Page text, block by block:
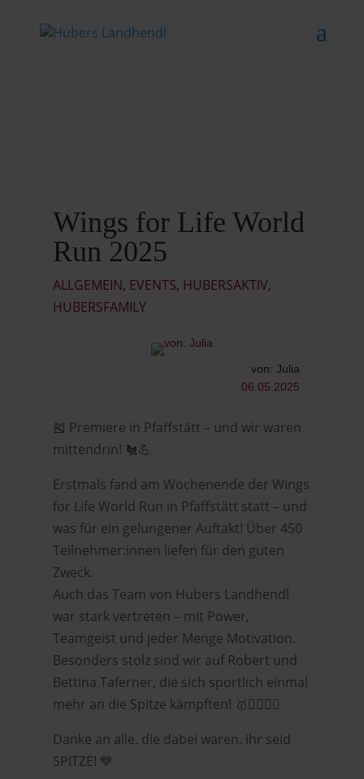
Wings for Life World
Run 2025
ALLGEMEIN, EVENTS, HUBERSAKTIV,
HUBERSFAMILY
von: Julia
06.05.2025
🎽 Premiere in Pfaffstätt – und wir waren
mittendrin! 🐔💪
Erstmals fand am Wochenende der Wings
for Life World Run in Pfaffstätt statt – und
was für ein gelungener Auftakt! Über 450
Teilnehmer:innen liefen für den guten
Zweck.
Auch das Team von Hubers Landhendl
war stark vertreten – mit Power,
Teamgeist und jeder Menge Motivation.
Besonders stolz sind wir auf Robert und
Bettina Taferner, die sich sportlich einmal
mehr an die Spitze kämpften! 🥇🏃‍♂️🏃‍♀️
Danke an alle, die dabei waren, ihr seid
SPITZE! 💙